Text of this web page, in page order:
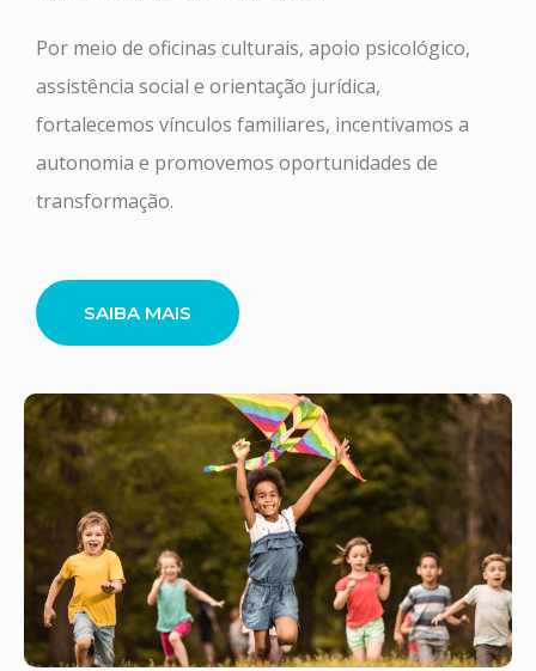
Por meio de oficinas culturais, apoio psicológico,
assistência social e orientação jurídica,
fortalecemos vínculos familiares, incentivamos a
autonomia e promovemos oportunidades de
transformação.
SAIBA MAIS